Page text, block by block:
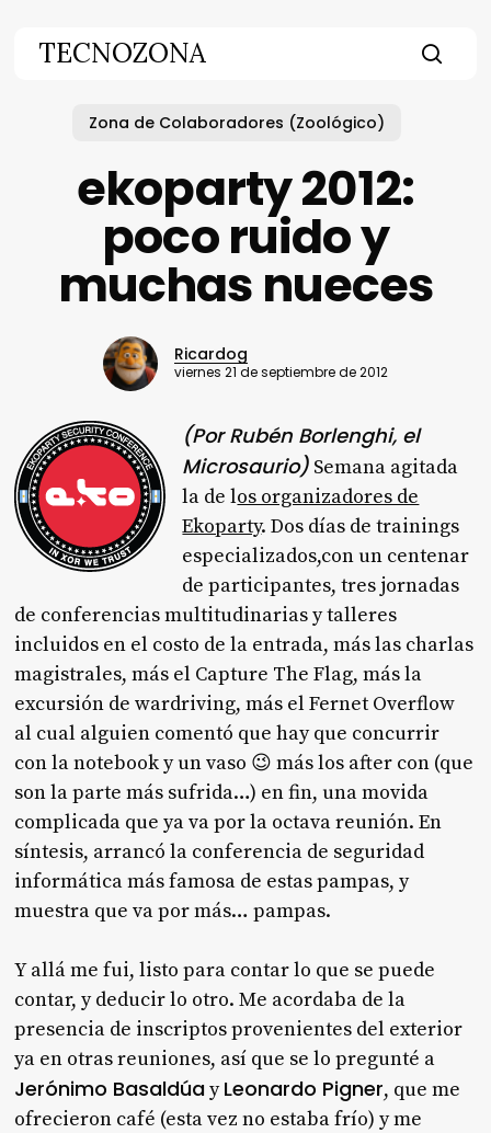
TECNOZONA
Zona de Colaboradores (Zoológico)
ekoparty 2012:
poco ruido y
muchas nueces
Ricardog
viernes 21 de septiembre de 2012
(Por Rubén Borlenghi, el
Microsaurio) Semana agitada
la de los organizadores de
Ekoparty. Dos días de trainings
especializados,con un centenar
de participantes, tres jornadas
de conferencias multitudinarias y talleres
incluidos en el costo de la entrada, más las charlas
magistrales, más el Capture The Flag, más la
excursión de wardriving, más el Fernet Overflow
al cual alguien comentó que hay que concurrir
con la notebook y un vaso 😉 más los after con (que
son la parte más sufrida…) en fin, una movida
complicada que ya va por la octava reunión. En
síntesis, arrancó la conferencia de seguridad
informática más famosa de estas pampas, y
muestra que va por más… pampas.
Y allá me fui, listo para contar lo que se puede
contar, y deducir lo otro. Me acordaba de la
presencia de inscriptos provenientes del exterior
ya en otras reuniones, así que se lo pregunté a
Jerónimo BasaldúayLeonardo Pigner, que me
ofrecieron café (esta vez no estaba frío) y me